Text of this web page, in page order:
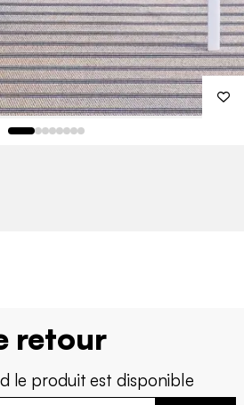
retour
le produit est disponible